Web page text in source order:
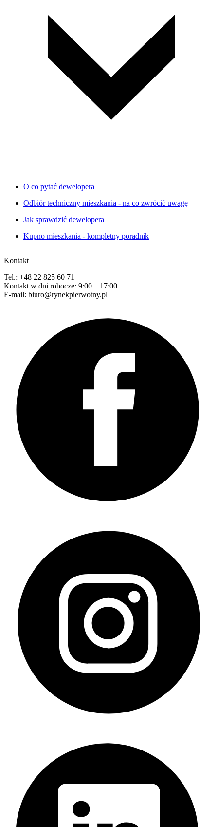
O co pytać dewelopera
Odbiór techniczny mieszkania - na co zwrócić uwagę
Jak sprawdzić dewelopera
Kupno mieszkania - kompletny poradnik
Kontakt
Tel.: +48 22 825 60 71
Kontakt w dni robocze: 9:00 – 17:00
E-mail: biuro@rynekpierwotny.pl